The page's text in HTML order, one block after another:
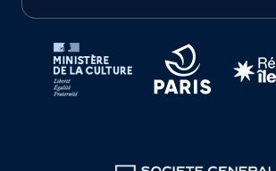
Tutelles et mécènes de la Philharmonie de Paris